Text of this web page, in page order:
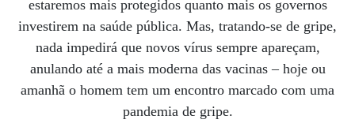
estaremos mais protegidos quanto mais os governos
investirem na saúde pública. Mas, tratando-se de gripe,
nada impedirá que novos vírus sempre apareçam,
anulando até a mais moderna das vacinas – hoje ou
amanhã o homem tem um encontro marcado com uma
pandemia de gripe.